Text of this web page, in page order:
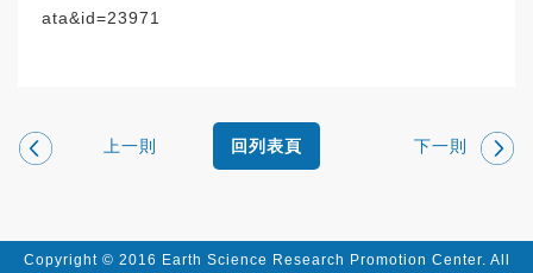
ata&id=23971
上一則 下一則
回列表頁
Copyright © 2016 Earth Science Research Promotion Center. All